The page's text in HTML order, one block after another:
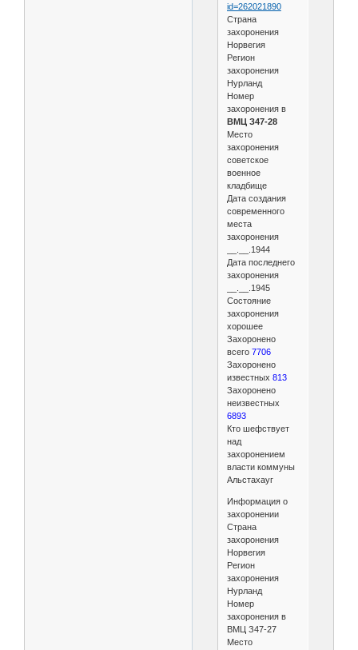
id=262021890
Страна
захоронения
Норвегия
Регион
захоронения
Нурланд
Номер
захоронения в
ВМЦ З47-28
Место
захоронения
советское
военное
кладбище
Дата создания
современного
места
захоронения
__.__.1944
Дата последнего
захоронения
__.__.1945
Состояние
захоронения
хорошее
Захоронено
всего 7706
Захоронено
известных 813
Захоронено
неизвестных
6893
Кто шефствует
над
захоронением
власти коммуны
Альстахауг
Информация о
захоронении
Страна
захоронения
Норвегия
Регион
захоронения
Нурланд
Номер
захоронения в
ВМЦ З47-27
Место